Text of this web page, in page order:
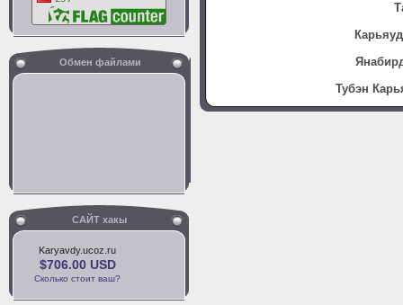
Обмен файлами
САЙТ хакы
Karyavdy.ucoz.ru
$706.00 USD
Сколько стоит ваш?
Тубэн